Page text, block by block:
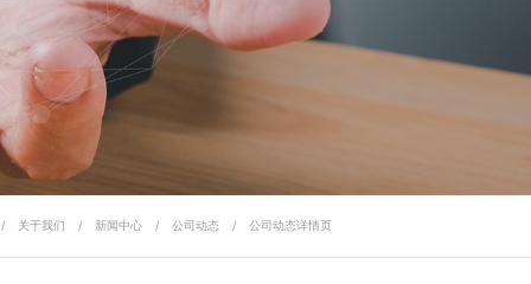
/ 关于我们 / 新闻中心 / 公司动态 / 公司动态详情页